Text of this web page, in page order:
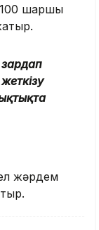
шаршы
жәрдем